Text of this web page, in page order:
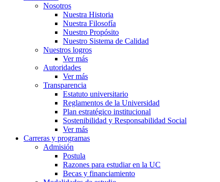
Nosotros
Nuestra Historia
Nuestra Filosofía
Nuestro Propósito
Nuestro Sistema de Calidad
Nuestros logros
Ver más
Autoridades
Ver más
Transparencia
Estatuto universitario
Reglamentos de la Universidad
Plan estratégico institucional
Sostenibilidad y Responsabilidad Social
Ver más
Carreras y programas
Admisión
Postula
Razones para estudiar en la UC
Becas y financiamiento